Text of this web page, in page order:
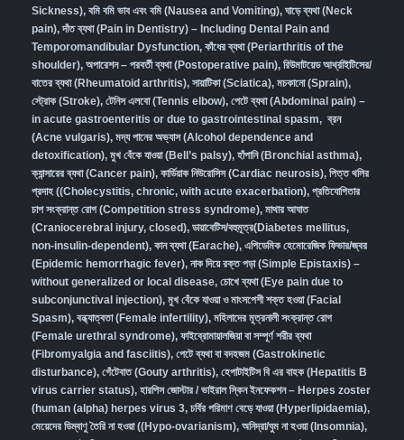
Sickness), বমি বমি ভাব এবং বমি (Nausea and Vomiting), ঘাড়ে ব্যথা (Neck
pain),দাঁত ব্যথা (Pain in Dentistry) – Including Dental Pain and
Temporomandibular Dysfunction, কাঁধের ব্যথা (Periarthritis of the
shoulder), অপারেশন – পরবর্তী ব্যথা (Postoperative pain), রিউমাটয়েড আর্থ্রাইটিসের/
বাতের ব্যথা (Rheumatoid arthritis), সায়াটিকা (Sciatica), মচকানো (Sprain),
স্ট্রোক (Stroke), টেনিস এলবো (Tennis elbow), পেটে ব্যথা (Abdominal pain) –
in acute gastroenteritis or due to gastrointestinal spasm, ব্রন
(Acne vulgaris), মদ্য পানের অভ্যাস (Alcohol dependence and
detoxification), মুখ বেঁকে যাওয়া (Bell’s palsy), হাঁপানি (Bronchial asthma),
ক্যান্সারের ব্যথা (Cancer pain), কার্ডিয়াক নিউরোসিস (Cardiac neurosis), পিত্ত থলির
প্রদাহ ((Cholecystitis, chronic, with acute exacerbation), প্রতিযোগিতার
চাপ সংক্রান্ত রোগ (Competition stress syndrome), মাথার আঘাত
(Craniocerebral injury, closed), ডায়াবেটিস/বহুমূত্র(Diabetes mellitus,
non-insulin-dependent), কান ব্যথা (Earache), এপিডেমিক হেমোরেজিক ফিভার/জ্বর
(Epidemic hemorrhagic fever), নাক দিয়ে রক্ত পড়া (Simple Epistaxis) –
without generalized or local disease, চোখে ব্যথা (Eye pain due to
subconjunctival injection), মুখ বেঁকে যাওয়া ও মাংসপেশী শক্ত হওয়া (Facial
Spasm), বন্ধ্যাত্বতা (Female infertility), মহিলাদের মূত্রনালী সংক্রান্ত রোগ
(Female urethral syndrome), ফাইব্রোমায়ালজিয়া বা সম্পূর্ণ শরীর ব্যথা
(Fibromyalgia and fasciitis), পেটে ব্যথা বা বদহজম (Gastrokinetic
disturbance), গেঁটেবাত (Gouty arthritis), হেপাটাইটিস বি এর বাহক (Hepatitis B
virus carrier status), হারপিস জোস্টার / ভাইরাল স্কিন ইনফেকশন – Herpes zoster
(human (alpha) herpes virus 3, চর্বির পরিমাণ বেড়ে যাওয়া (Hyperlipidaemia),
মেয়েদের ডিম্বাণু তৈরি না হওয়া ((Hypo-ovarianism), অনিদ্রা/ঘুম না হওয়া (Insomnia),